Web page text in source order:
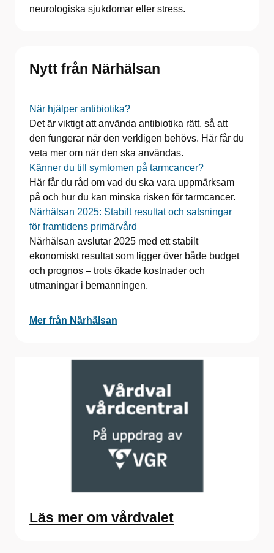
neurologiska sjukdomar eller stress.
Nytt från Närhälsan
När hjälper antibiotika?
Det är viktigt att använda antibiotika rätt, så att
den fungerar när den verkligen behövs. Här får du
veta mer om när den ska användas.
Känner du till symtomen på tarmcancer?
Här får du råd om vad du ska vara uppmärksam
på och hur du kan minska risken för tarmcancer.
Närhälsan 2025: Stabilt resultat och satsningar
för framtidens primärvård
Närhälsan avslutar 2025 med ett stabilt
ekonomiskt resultat som ligger över både budget
och prognos – trots ökade kostnader och
utmaningar i bemanningen.
Mer från Närhälsan
Läs mer om vårdvalet